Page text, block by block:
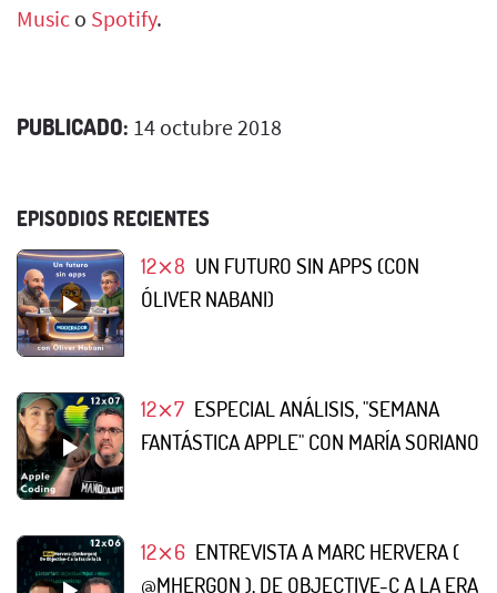
Music o Spotify.
PUBLICADO: 14 octubre 2018
EPISODIOS RECIENTES
12⨯8 UN FUTURO SIN APPS (CON
ÓLIVER NABANI)
12⨯7 ESPECIAL ANÁLISIS, "SEMANA
FANTÁSTICA APPLE" CON MARÍA SORIANO
12⨯6 ENTREVISTA A MARC HERVERA (
@MHERGON ), DE OBJECTIVE-C A LA ERA